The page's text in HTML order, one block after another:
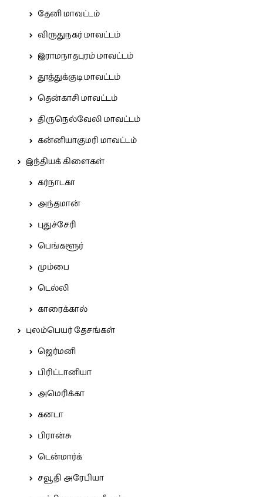
தேனி மாவட்டம்
விருதுநகர் மாவட்டம்
இராமநாதபுரம் மாவட்டம்
தூத்துக்குடி மாவட்டம்
தென்காசி மாவட்டம்
திருநெல்வேலி மாவட்டம்
கன்னியாகுமரி மாவட்டம்
இந்தியக் கிளைகள்
கர்நாடகா
அந்தமான்
புதுச்சேரி
பெங்களூர்
மும்பை
டெல்லி
காரைக்கால்
புலம்பெயர் தேசங்கள்
ஜெர்மனி
பிரிட்டானியா
அமெரிக்கா
கனடா
பிரான்சு
டென்மார்க்
சவூதி அரேபியா